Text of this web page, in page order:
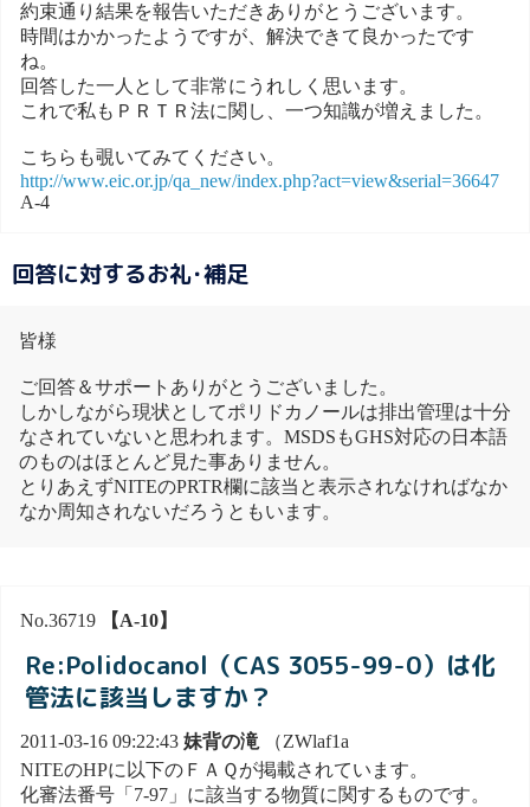
約束通り結果を報告いただきありがとうございます。
時間はかかったようですが、解決できて良かったです
ね。
回答した一人として非常にうれしく思います。
これで私もＰＲＴＲ法に関し、一つ知識が増えました。
こちらも覗いてみてください。
http://www.eic.or.jp/qa_new/index.php?act=view&serial=36647
A-4
回答に対するお礼･補足
皆様
ご回答＆サポートありがとうございました。
しかしながら現状としてポリドカノールは排出管理は十分
なされていないと思われます。MSDSもGHS対応の日本語
のものはほとんど見た事ありません。
とりあえずNITEのPRTR欄に該当と表示されなければなか
なか周知されないだろうともいます。
No.36719 【A-10】
Re:Polidocanol（CAS 3055-99-0）は化
管法に該当しますか？
2011-03-16 09:22:43 妹背の滝 （ZWlaf1a
NITEのHPに以下のＦＡＱが掲載されています。
化審法番号「7-97」に該当する物質に関するものです。